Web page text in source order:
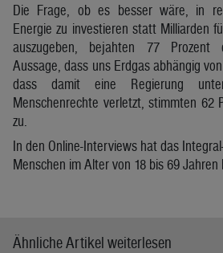
Die Frage, ob es besser wäre, in
Energie zu investieren statt Milliarden
auszugeben, bejahten 77 Prozent
Aussage, dass uns Erdgas abhängig
dass damit eine Regierung
Menschenrechte verletzt, stimmten 62
zu.
In den Online-Interviews hat das
Menschen im Alter von 18 bis 69 Jahren
Ähnliche Artikel weiterlesen